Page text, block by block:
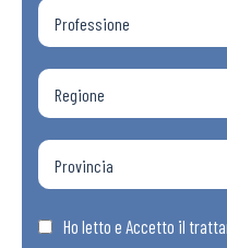
Ho letto e Accetto il